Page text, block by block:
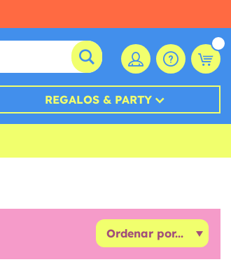
REGALOS & PARTY